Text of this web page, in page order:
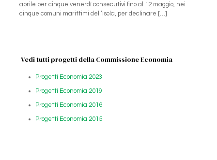
aprile per cinque venerdì consecutivi fino al 12 maggio, nei
cinque comuni marittimi dell’isola, per declinare […]
Vedi tutti progetti della Commissione Economia
Progetti Economia 2023
Progetti Economia 2019
Progetti Economia 2016
Progetti Economia 2015